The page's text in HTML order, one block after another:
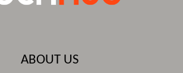
ABOUT US